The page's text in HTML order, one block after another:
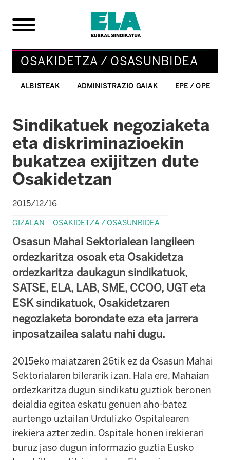
OSAKIDETZA / OSASUNBIDEA
ALBISTEAK ADMINISTRAZIO GAIAK EPE / OPE
Sindikatuek negoziaketa
eta diskriminazioekin
bukatzea exijitzen dute
Osakidetzan
2015/12/16
GIZALAN OSAKIDETZA / OSASUNBIDEA
Osasun Mahai Sektorialean langileen
ordezkaritza osoak eta Osakidetza
ordezkaritza daukagun sindikatuok,
SATSE, ELA, LAB, SME, CCOO, UGT eta
ESK sindikatuok, Osakidetzaren
negoziaketa borondate eza eta jarrera
inposatzailea salatu nahi dugu.
2015eko maiatzaren 26tik ez da Osasun Mahai
Sektorialaren bilerarik izan. Hala ere, Mahaian
ordezkaritza dugun sindikatu guztiok beronen
deialdia egitea eskatu genuen aho-batez
aurtengo uztailan Urdulizko Ospitalearen
irekiera azter zedin. Ospitale honen irekierari
buruz jaso dugun informazio guztia Eusko